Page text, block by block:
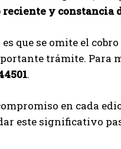
y constancia
que se omite el
trámite. Para
.
en cada
este significativo